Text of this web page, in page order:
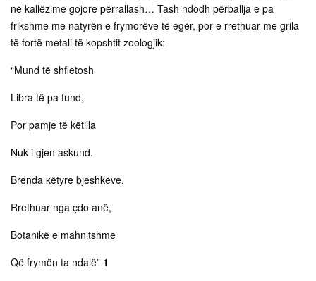
në kallëzime gojore përrallash… Tash ndodh përballja e pa
frikshme me natyrën e frymorëve të egër, por e rrethuar me grila
të fortë metali të kopshtit zoologjik:
“Mund të shfletosh
Libra të pa fund,
Por pamje të këtilla
Nuk i gjen askund.
Brenda këtyre bjeshkëve,
Rrethuar nga çdo anë,
Botanikë e mahnitshme
Që frymën ta ndalë” 1